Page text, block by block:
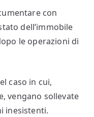
con
dell’immobile
le operazioni di
caso in cui,
vengano sollevate
inesistenti.